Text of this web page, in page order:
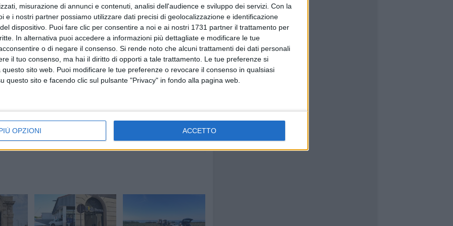
misurazione di annunci e contenuti, analisi dell'audience e sviluppo dei servizi. Con la
e i nostri partner possiamo utilizzare dati precisi di geolocalizzazione e identificazione
dispositivo. Puoi fare clic per consentire a noi e ai nostri 1731 partner il trattamento per
In alternativa puoi accedere a informazioni più dettagliate e modificare le tue
o di negare il consenso. Si rende noto che alcuni trattamenti dei dati personali
il tuo consenso, ma hai il diritto di opporti a tale trattamento. Le tue preferenze si
sito web. Puoi modificare le tue preferenze o revocare il consenso in qualsiasi
questo sito e facendo clic sul pulsante "Privacy" in fondo alla pagina web.
OPZIONI ACCETTO
che, nel pomeriggio precedente, tra i due
motivi. L'uomo, condotto ieri pomeriggio negli uffici
dal P.M. alla presenza del suo legale, non ha potuto
l'emissione del provvedimento di fermo.
a Trani.